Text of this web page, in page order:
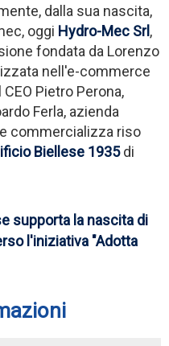
dalla sua nascita,
oggi Hydro-Mec Srl,
fondata da Lorenzo
nell'e-commerce
Pietro Perona,
Ferla, azienda
commercializza riso
Biellese 1935di
supporta la nascita di
l'iniziativa "Adotta